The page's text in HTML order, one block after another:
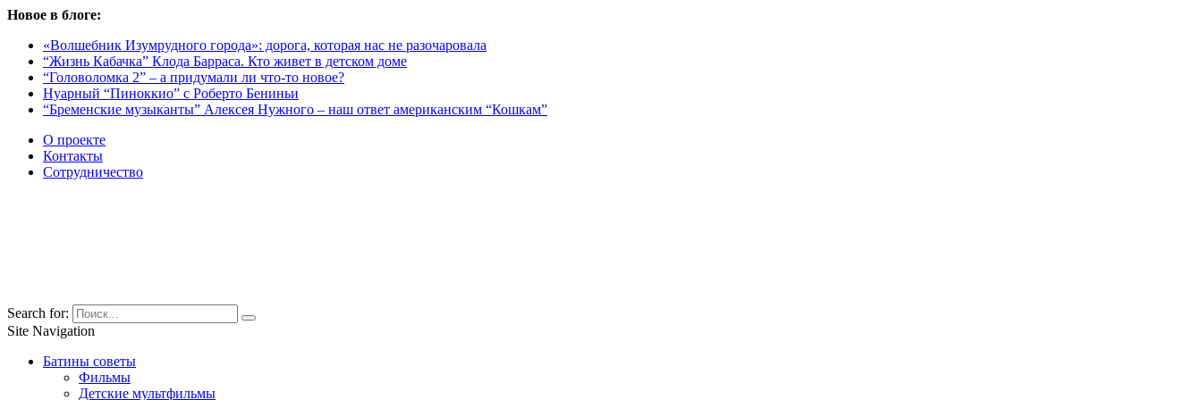
Новое в блоге:
«Волшебник Изумрудного города»: дорога, которая нас не разочаровала
“Жизнь Кабачка” Клода Барраса. Кто живет в детском доме
“Головоломка 2” – а придумали ли что-то новое?
Нуарный “Пиноккио” с Роберто Бениньи
“Бременские музыканты” Алексея Нужного – наш ответ американским “Кошкам”
О проекте
Контакты
Сотрудничество
Search for:
Site Navigation
Батины советы
Фильмы
Детские мультфильмы